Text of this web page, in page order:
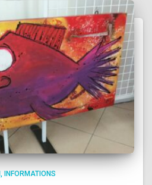
INFORMATIONS